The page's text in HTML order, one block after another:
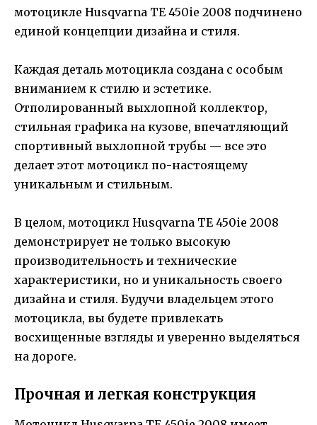
мотоцикле Husqvarna TE 450ie 2008 подчинено
единой концепции дизайна и стиля.
Каждая деталь мотоцикла создана с особым
вниманием к стилю и эстетике.
Отполированный выхлопной коллектор,
стильная графика на кузове, впечатляющий
спортивный выхлопной трубы — все это
делает этот мотоцикл по-настоящему
уникальным и стильным.
В целом, мотоцикл Husqvarna TE 450ie 2008
демонстрирует не только высокую
производительность и технические
характеристики, но и уникальность своего
дизайна и стиля. Будучи владельцем этого
мотоцикла, вы будете привлекать
восхищенные взгляды и уверенно выделяться
на дороге.
Прочная и легкая конструкция